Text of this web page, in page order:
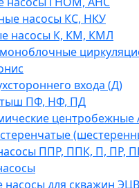
насосы КС, НКУ
насосы К, КМ, КМЛ
входа (Д)
ПФ, НФ, ПД
ППР, ППК, П, ПР,
насосы для скважин